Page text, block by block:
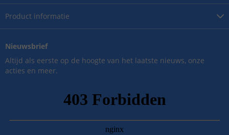
Product informatie
Nieuwsbrief
Altijd als eerste op de hoogte van het laatste nieuws, onze
acties en meer.